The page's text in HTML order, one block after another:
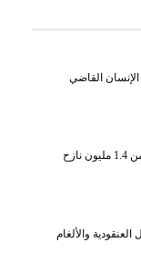
القاضي
أكثر من 1.4 مليون نازح
العنقودية والألغام